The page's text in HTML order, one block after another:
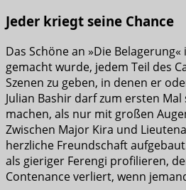
Jeder kriegt seine Chance
Das Schöne an »Die
gemacht wurde, jedem Teil des
Szenen zu geben, in denen er
Julian Bashir darf zum ersten
machen, als nur mit großen
Zwischen Major Kira und
herzliche Freundschaft
als gieriger Ferengi profilieren,
Contenance verliert, wenn